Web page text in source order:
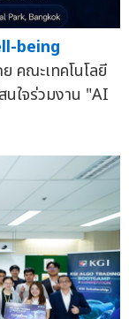
being
คณะเทคโนโลยี
นใจร่วมงาน "AI